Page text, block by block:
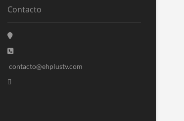
Contacto
contacto@ehplustv.com